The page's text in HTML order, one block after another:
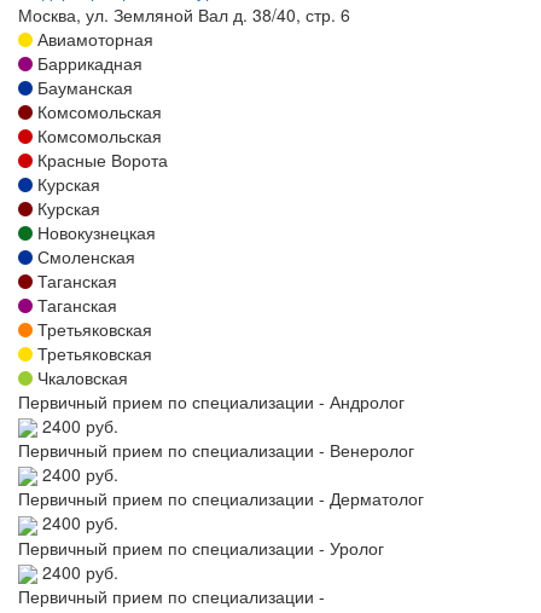
Москва, ул. Земляной Вал д. 38/40, стр. 6
Авиамоторная
Баррикадная
Бауманская
Комсомольская
Комсомольская
Красные Ворота
Курская
Курская
Новокузнецкая
Смоленская
Таганская
Таганская
Третьяковская
Третьяковская
Чкаловская
Первичный прием по специализации - Андролог
2400 руб.
Первичный прием по специализации - Венеролог
2400 руб.
Первичный прием по специализации - Дерматолог
2400 руб.
Первичный прием по специализации - Уролог
2400 руб.
Первичный прием по специализации -